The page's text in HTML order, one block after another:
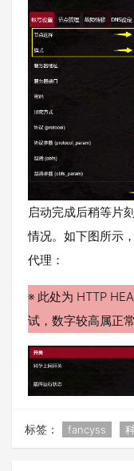
启动完成后稍等片
情况。如下图所示
代理：
※ 此处为 HTTP
试，数字较高属正常
标签： fancyss